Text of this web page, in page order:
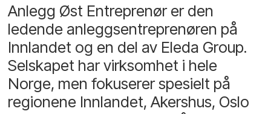
Anlegg Øst Entreprenør er den
ledende anleggsentreprenøren på
Innlandet og en del av Eleda Group.
Selskapet har virksomhet i hele
Norge, men fokuserer spesielt på
regionene Innlandet, Akershus, Oslo